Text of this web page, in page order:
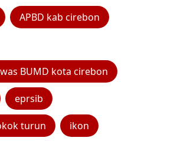
APBD kab cirebon
BUMD kota cirebon
eprsib
turun ikon